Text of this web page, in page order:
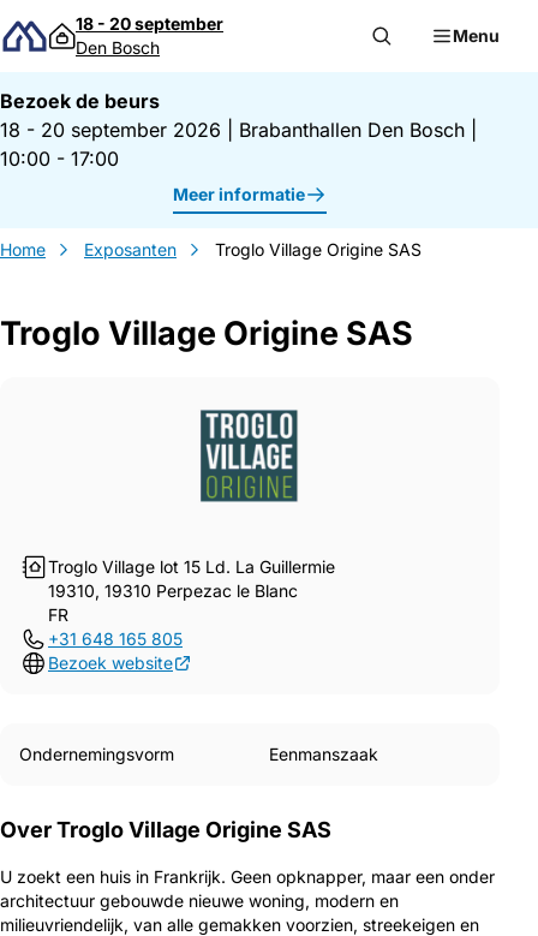
Direct naar inhoud
18 - 20 september
Den Bosch
Menu
Bezoek de beurs
18 - 20 september 2026
Brabanthallen Den Bosch
10:00 - 17:00
Meer informatie
Home Exposanten Troglo Village Origine SAS
Troglo Village Origine SAS
Troglo Village lot 15 Ld. La Guillermie
19310, 19310 Perpezac le Blanc
FR
+31 648 165 805
Bezoek website
Ondernemingsvorm Eenmanszaak
Over Troglo Village Origine SAS
U zoekt een huis in Frankrijk. Geen opknapper, maar een onder
architectuur gebouwde nieuwe woning, modern en
milieuvriendelijk, van alle gemakken voorzien, streekeigen en